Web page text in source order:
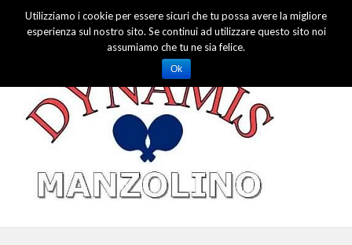
Dynamis Tennis Tavolo Manzolino
Utilizziamo i cookie per essere sicuri che tu possa avere la migliore
esperienza sul nostro sito. Se continui ad utilizzare questo sito noi
assumiamo che tu ne sia felice.
Ok